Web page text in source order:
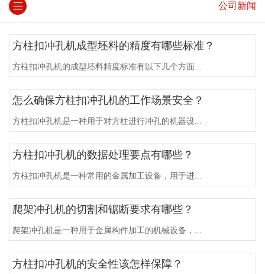
公司新闻
方柱扣冲孔机成型坯料的精度有哪些标准？
方柱扣冲孔机的成型坯料精度标准有以下几个方面...
怎么确保方柱扣冲孔机的工作场景安全？
方柱扣冲孔机是一种用于对方柱进行冲孔的机器设...
方柱扣冲孔机的数据处理要点有哪些？
方柱扣冲孔机是一种常用的金属加工设备，用于进...
爬架冲孔机的切割和锯断要求有哪些？
爬架冲孔机是一种用于金属构件加工的机械设备，...
方柱扣冲孔机的安全性该怎样保障？